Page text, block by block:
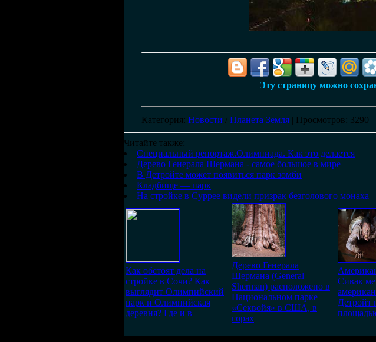
Эту страницу можно
Категория: Новости / Планета Земля | Просмотров: 3290
Читайте также:
Специальный репортаж.Олимпиада. Как это делается
Дерево Генерала Шермана - самое большое в мире
В Детройте может появиться парк зомби
Кладбище — парк
На стройке в Суррее видели призрак безголового монаха
Как обстоят дела на
стройке в Сочи? Как
выглядит Олимпийский
парк и Олимпийская
деревня? Где и в
Дерево Генерала
Шермана (General
Sherman) расположено в
Национальном парке
«Секвойя» в США, в
горах
Сивак
Детройт